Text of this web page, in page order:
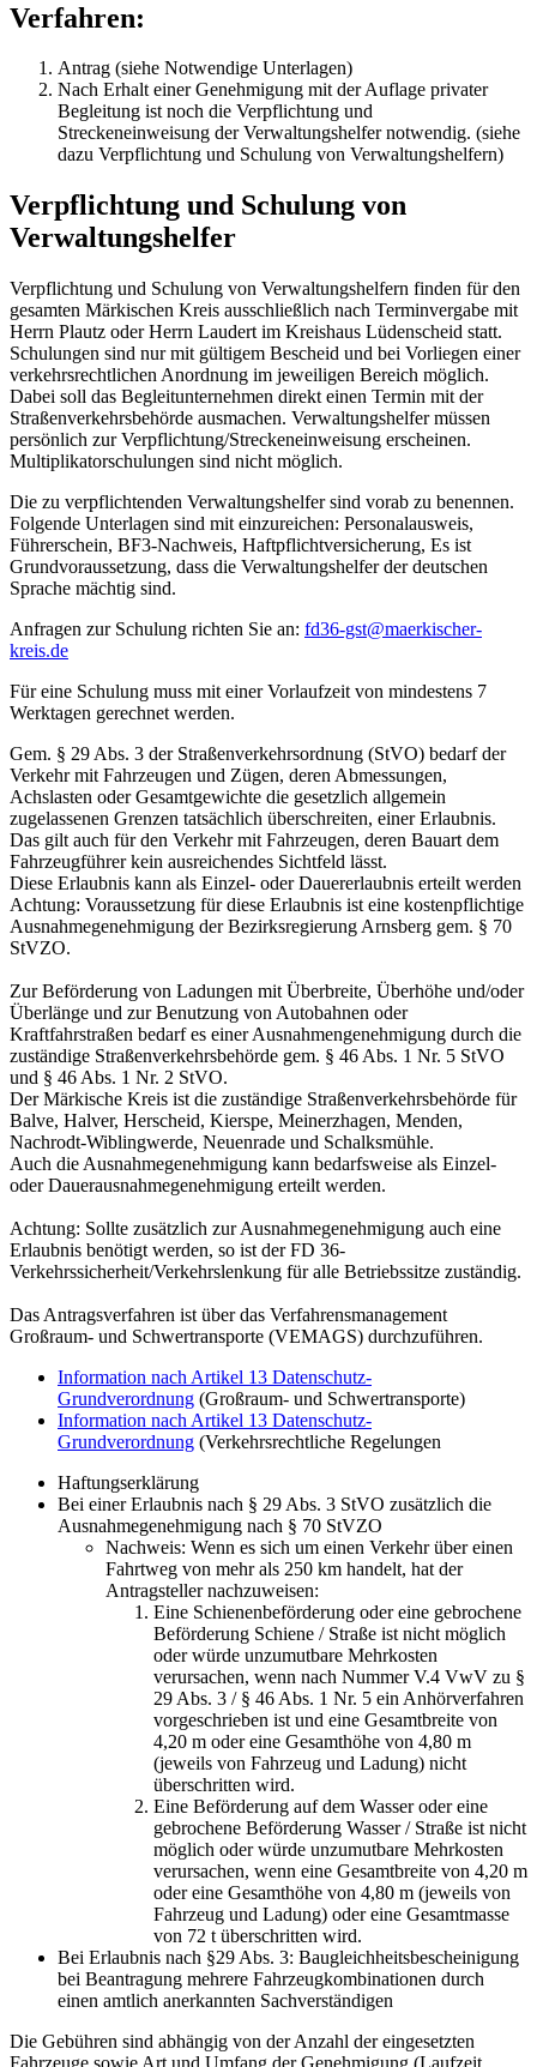
Verfahren:
Antrag (siehe Notwendige Unterlagen)
Nach Erhalt einer Genehmigung mit der Auflage privater
Begleitung ist noch die Verpflichtung und
Streckeneinweisung der Verwaltungshelfer notwendig. (siehe
dazu Verpflichtung und Schulung von Verwaltungshelfern)
Verpflichtung und Schulung von
Verwaltungshelfer
Verpflichtung und Schulung von Verwaltungshelfern finden für den
gesamten Märkischen Kreis ausschließlich nach Terminvergabe mit
Herrn Plautz oder Herrn Laudert im Kreishaus Lüdenscheid statt.
Schulungen sind nur mit gültigem Bescheid und bei Vorliegen einer
verkehrsrechtlichen Anordnung im jeweiligen Bereich möglich.
Dabei soll das Begleitunternehmen direkt einen Termin mit der
Straßenverkehrsbehörde ausmachen. Verwaltungshelfer müssen
persönlich zur Verpflichtung/Streckeneinweisung erscheinen.
Multiplikatorschulungen sind nicht möglich.
Die zu verpflichtenden Verwaltungshelfer sind vorab zu benennen.
Folgende Unterlagen sind mit einzureichen: Personalausweis,
Führerschein, BF3-Nachweis, Haftpflichtversicherung, Es ist
Grundvoraussetzung, dass die Verwaltungshelfer der deutschen
Sprache mächtig sind.
Anfragen zur Schulung richten Sie an: fd36-gst@maerkischer-
kreis.de
Für eine Schulung muss mit einer Vorlaufzeit von mindestens 7
Werktagen gerechnet werden.
Gem. § 29 Abs. 3 der Straßenverkehrsordnung (StVO) bedarf der
Verkehr mit Fahrzeugen und Zügen, deren Abmessungen,
Achslasten oder Gesamtgewichte die gesetzlich allgemein
zugelassenen Grenzen tatsächlich überschreiten, einer Erlaubnis.
Das gilt auch für den Verkehr mit Fahrzeugen, deren Bauart dem
Fahrzeugführer kein ausreichendes Sichtfeld lässt.
Diese Erlaubnis kann als Einzel- oder Dauererlaubnis erteilt werden
Achtung: Voraussetzung für diese Erlaubnis ist eine kostenpflichtige
Ausnahmegenehmigung der Bezirksregierung Arnsberg gem. § 70
StVZO.
Zur Beförderung von Ladungen mit Überbreite, Überhöhe und/oder
Überlänge und zur Benutzung von Autobahnen oder
Kraftfahrstraßen bedarf es einer Ausnahmengenehmigung durch die
zuständige Straßenverkehrsbehörde gem. § 46 Abs. 1 Nr. 5 StVO
und § 46 Abs. 1 Nr. 2 StVO.
Der Märkische Kreis ist die zuständige Straßenverkehrsbehörde für
Balve, Halver, Herscheid, Kierspe, Meinerzhagen, Menden,
Nachrodt-Wiblingwerde, Neuenrade und Schalksmühle.
Auch die Ausnahmegenehmigung kann bedarfsweise als Einzel-
oder Dauerausnahmegenehmigung erteilt werden.
Achtung: Sollte zusätzlich zur Ausnahmegenehmigung auch eine
Erlaubnis benötigt werden, so ist der FD 36-
Verkehrssicherheit/Verkehrslenkung für alle Betriebssitze zuständig.
Das Antragsverfahren ist über das Verfahrensmanagement
Großraum- und Schwertransporte (VEMAGS) durchzuführen.
Information nach Artikel 13 Datenschutz-
Grundverordnung (Großraum- und Schwertransporte)
Information nach Artikel 13 Datenschutz-
Grundverordnung (Verkehrsrechtliche Regelungen
Haftungserklärung
Bei einer Erlaubnis nach § 29 Abs. 3 StVO zusätzlich die
Ausnahmegenehmigung nach § 70 StVZO
Nachweis: Wenn es sich um einen Verkehr über einen
Fahrtweg von mehr als 250 km handelt, hat der
Antragsteller nachzuweisen:
Eine Schienenbeförderung oder eine gebrochene
Beförderung Schiene / Straße ist nicht möglich
oder würde unzumutbare Mehrkosten
verursachen, wenn nach Nummer V.4 VwV zu §
29 Abs. 3 / § 46 Abs. 1 Nr. 5 ein Anhörverfahren
vorgeschrieben ist und eine Gesamtbreite von
4,20 m oder eine Gesamthöhe von 4,80 m
(jeweils von Fahrzeug und Ladung) nicht
überschritten wird.
Eine Beförderung auf dem Wasser oder eine
gebrochene Beförderung Wasser / Straße ist nicht
möglich oder würde unzumutbare Mehrkosten
verursachen, wenn eine Gesamtbreite von 4,20 m
oder eine Gesamthöhe von 4,80 m (jeweils von
Fahrzeug und Ladung) oder eine Gesamtmasse
von 72 t überschritten wird.
Bei Erlaubnis nach §29 Abs. 3: Baugleichheitsbescheinigung
bei Beantragung mehrere Fahrzeugkombinationen durch
einen amtlich anerkannten Sachverständigen
Die Gebühren sind abhängig von der Anzahl der eingesetzten